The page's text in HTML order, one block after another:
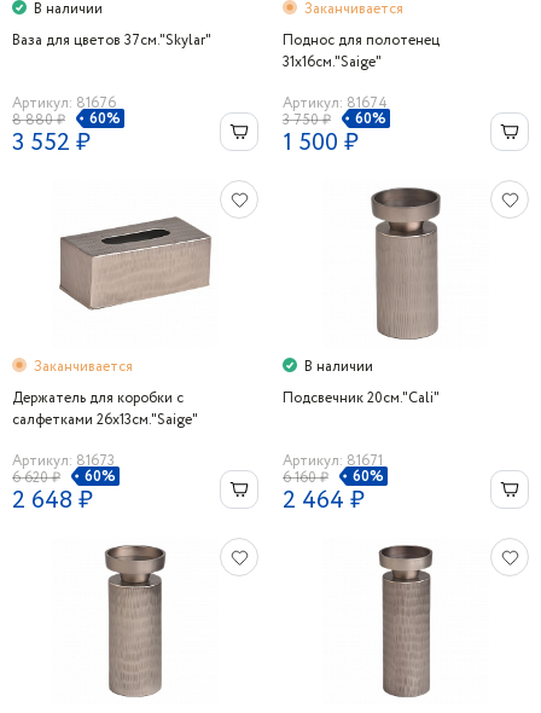
В наличии
Ваза для цветов 37см."Skylar"
Артикул: 81676
8 880 ₽
60%
3 552 ₽
Заканчивается
Поднос для полотенец
31х16см."Saige"
Артикул: 81674
3 750 ₽
60%
1 500 ₽
Заканчивается
Держатель для коробки с
салфетками 26х13см."Saige"
Артикул: 81673
6 620 ₽
60%
2 648 ₽
В наличии
Подсвечник 20см."Cali"
Артикул: 81671
6 160 ₽
60%
2 464 ₽